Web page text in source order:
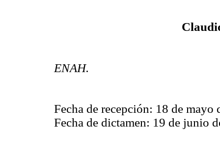
ENAH.
Fecha de recepción: 18 de mayo
Fecha de dictamen: 19 de junio